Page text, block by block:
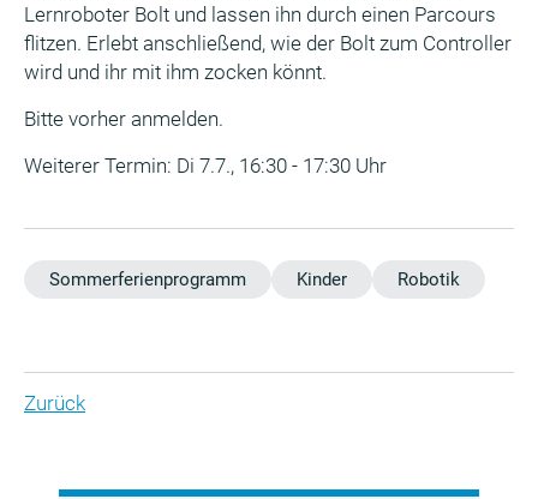
Lernroboter Bolt und lassen ihn durch einen Parcours
flitzen. Erlebt anschließend, wie der Bolt zum Controller
wird und ihr mit ihm zocken könnt.
Bitte vorher anmelden.
Weiterer Termin: Di 7.7., 16:30 - 17:30 Uhr
Sommerferienprogramm Kinder Robotik
Zurück